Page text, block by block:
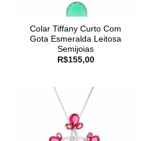
Colar Tiffany Curto Com
Gota Esmeralda Leitosa
Semijoias
R$155,00